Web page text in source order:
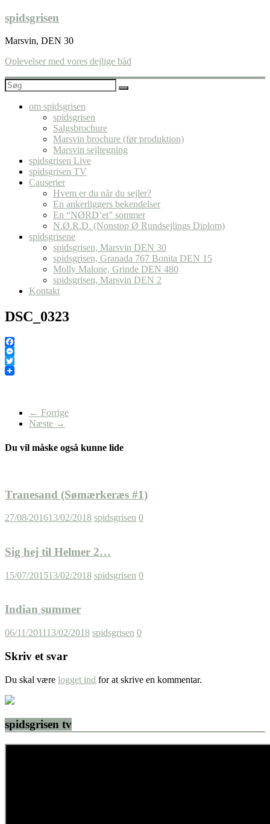
Skip
to
content
spidsgrisen
Marsvin, DEN 30
Oplevelser med vores dejlige båd
om spidsgrisen
spidsgrisen
Salgsbrochure
Marsvin brochure (før produktion)
Marsvin sejltegning
spidsgrisen Live
spidsgrisen TV
Causerier
Hvem er du når du sejler?
En ankerliggers bekendelser
En “NØRD’et” sommer
N.Ø.R.D. (Nonstop Ø Rundsejlings Diplom)
spidsgrisene
spidsgrisen, Marsvin DEN 30
spidsgrisen, Granada 767 Bonita DEN 15
Molly Malone, Grinde DEN 480
spidsgrisen, Marsvin DEN 2
Kontakt
DSC_0323
Facebook
Messenger
Twitter
← Forrige
Næste →
Du vil måske også kunne lide
Tranesand (Sømærkeræs #1)
27/08/201613/02/2018 spidsgrisen 0
Sig hej til Helmer 2…
15/07/201513/02/2018 spidsgrisen 0
Indian summer
06/11/201113/02/2018 spidsgrisen 0
Skriv et svar
Du skal være logget ind for at skrive en kommentar.
spidsgrisen tv